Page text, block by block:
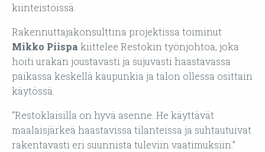
kiinteistöissä.
Rakennuttajakonsulttina projektissa toiminut
Mikko Piispa kiittelee Restokin työnjohtoa, joka
hoiti urakan joustavasti ja sujuvasti haastavassa
paikassa keskellä kaupunkia ja talon ollessa osittain
käytössä.
“Restoklaisilla on hyvä asenne. He käyttävät
maalaisjärkeä haastavissa tilanteissa ja suhtautuivat
rakentavasti eri suunnista tuleviin vaatimuksiin.”